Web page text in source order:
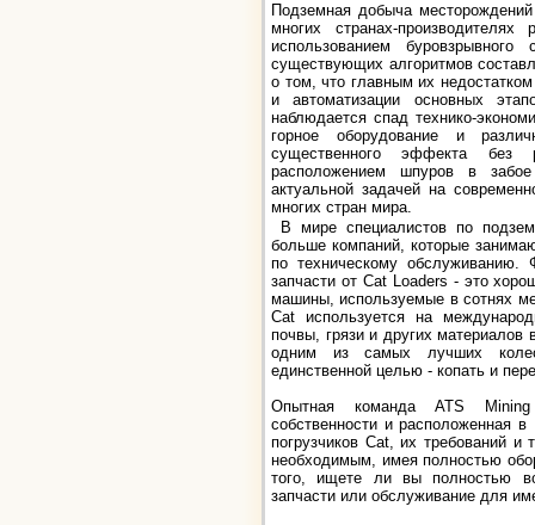
Подземная добыча
многих странах-
использованием
существующих алгоритмов
о том, что главным их
и автоматизации основных
наблюдается спад технико-
горное оборудование и
существенного эффекта без
расположением шпуров в
актуальной задачей на
многих стран мира.
В мире специалистов по
больше компаний, которые
по техническому обслуживанию.
запчасти от Cat Loaders - это
машины, используемые в сотнях
Cat используется на
почвы, грязи и других
одним из самых лучших
единственной целью - копать и
Опытная команда ATS Mining
собственности и расположенная
погрузчиков Cat, их требований и
необходимым, имея полностью
того, ищете ли вы полностью
запчасти или обслуживание для